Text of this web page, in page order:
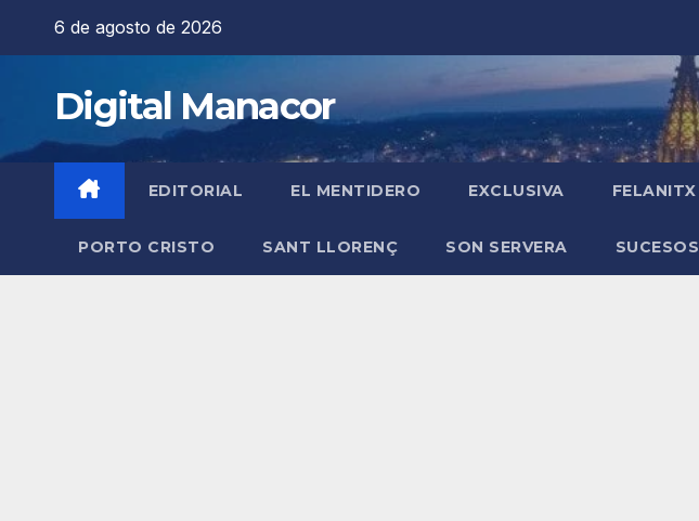
6 de agosto de 2026
Digital Manacor
EDITORIAL EL MENTIDERO EXCLUSIVA FELANITX
PORTO CRISTO SANT LLORENÇ SON SERVERA SUCESOS